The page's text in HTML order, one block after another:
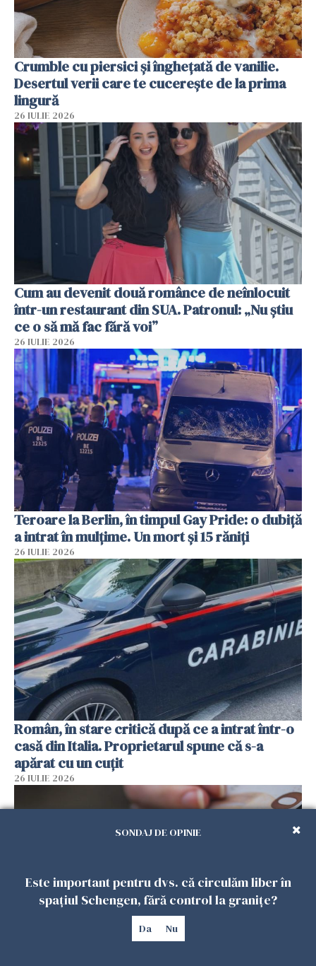
Crumble cu piersici și înghețată de vanilie.
Desertul verii care te cucerește de la prima
lingură
26 IULIE 2026
Cum au devenit două românce de neînlocuit
într-un restaurant din SUA. Patronul: „Nu știu
ce o să mă fac fără voi”
26 IULIE 2026
Teroare la Berlin, în timpul Gay Pride: o dubiță
a intrat în mulțime. Un mort și 15 răniți
26 IULIE 2026
Român, în stare critică după ce a intrat într-o
casă din Italia. Proprietarul spune că s-a
apărat cu un cuțit
26 IULIE 2026
SONDAJ DE OPINIE
Este important pentru dvs. că circulăm liber în
spațiul Schengen, fără control la granițe?
Da Nu